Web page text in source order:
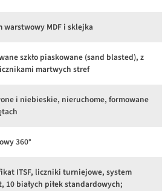
warstwowy MDF i sklejka
szkło piaskowane (sand blasted), z
martwych stref
i niebieskie, nieruchome, formowane
360°
ITSF, liczniki turniejowe, system
10 białych piłek standardowych;